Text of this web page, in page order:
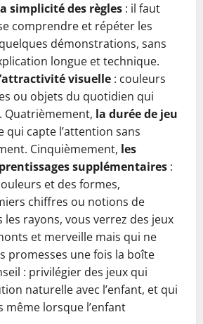
simplicité des règles : il faut
comprendre et répéter les
démonstrations, sans
longue et technique.
visuelle : couleurs
ou objets du quotidien qui
Quatrièmement, la durée de jeu
qui capte l’attention sans
Cinquièmement, les
supplémentaires :
et des formes,
chiffres ou notions de
les rayons, vous verrez des jeux
et merveille mais qui ne
promesses une fois la boîte
: privilégier des jeux qui
naturelle avec l’enfant, et qui
lorsque l’enfant